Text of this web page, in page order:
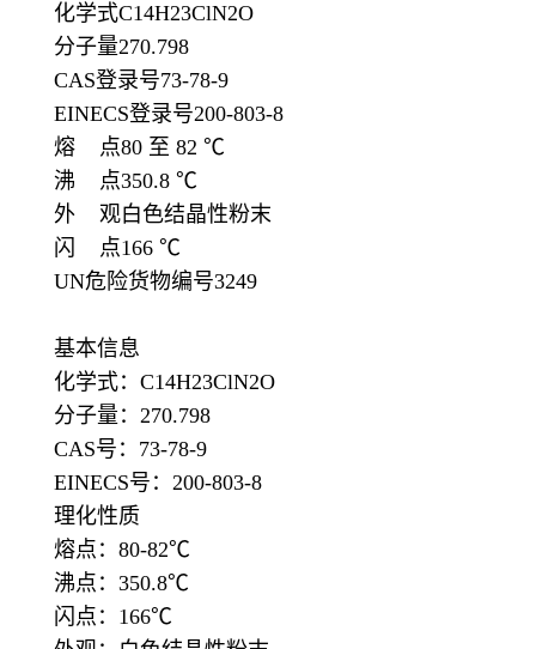
化学式C14H23ClN2O
分子量270.798
CAS登录号73-78-9
EINECS登录号200-803-8
熔 点80 至 82 ℃
沸 点350.8 ℃
外 观白色结晶性粉末
闪 点166 ℃
UN危险货物编号3249
基本信息
化学式：C14H23ClN2O
分子量：270.798
CAS号：73-78-9
EINECS号：200-803-8
理化性质
熔点：80-82℃
沸点：350.8℃
闪点：166℃